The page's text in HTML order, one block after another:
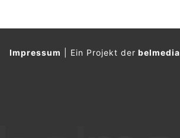
Impressum Ein Projekt derbelmedia